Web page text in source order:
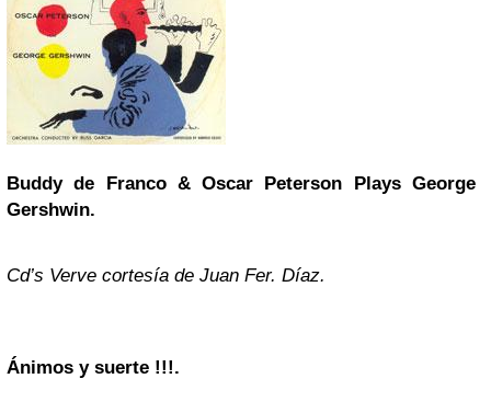
Buddy de Franco&Oscar Peterson PlaysGeorge
Gershwin.
Cd’s Verve cortesía de Juan Fer. Díaz.
Ánimos y suerte !!!.